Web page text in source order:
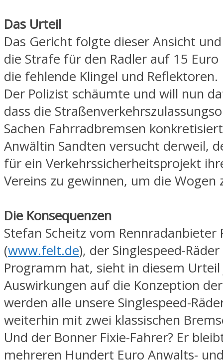
Das Urteil
Das Gericht folgte dieser Ansicht
die Strafe für den Radler auf 15
die fehlende Klingel und Reflektoren.
Der Polizist schäumte und will nun
dass die
Sachen Fahrradbremsen
Anwältin Sandten versucht derweil,
für ein Verkehrssicherheitsprojekt
Vereins zu gewinnen, um die Wogen
Die Konsequenzen
Stefan Scheitz vom Rennradanbieter
(www.felt.de), der Singlespeed-
Programm hat, sieht in diesem
Auswirkungen auf die Konzeption
werden alle unsere Singlespeed-
weiterhin mit zwei klassischen
Und der Bonner Fixie-Fahrer? Er
mehreren Hundert Euro Anwalts-